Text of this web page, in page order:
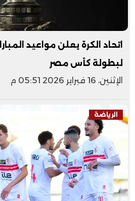
اتحاد الكرة يعلن مواعيد
لبطولة كأس مصر
الإثنين، 16 فبراير 2026 05:51 م
الرياضة